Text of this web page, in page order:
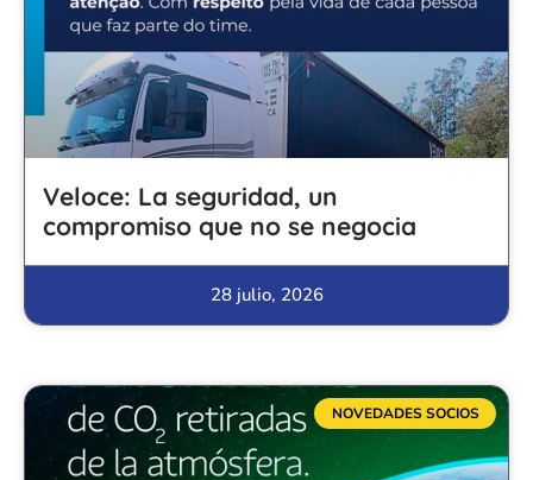
Veloce: La seguridad, un
compromiso que no se negocia
28 julio, 2026
NOVEDADES SOCIOS